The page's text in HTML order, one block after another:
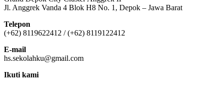
Jl. Anggrek Vanda 4 Blok H8 No. 1, Depok – Jawa Barat
Telepon
(+62) 8119622412 / (+62) 8119122412
E-mail
hs.sekolahku@gmail.com
Ikuti kami